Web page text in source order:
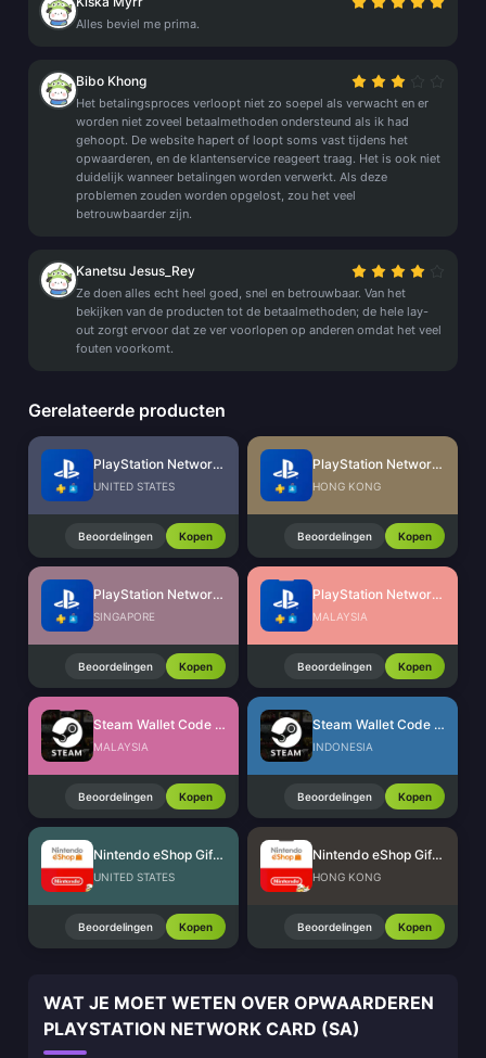
Alles beviel me prima.
Bibo Khong
Het betalingsproces verloopt niet zo soepel als verwacht en er
worden niet zoveel betaalmethoden ondersteund als ik had
gehoopt. De website hapert of loopt soms vast tijdens het
opwaarderen, en de klantenservice reageert traag. Het is ook niet
duidelijk wanneer betalingen worden verwerkt. Als deze
problemen zouden worden opgelost, zou het veel
betrouwbaarder zijn.
Kanetsu Jesus_Rey
Ze doen alles echt heel goed, snel en betrouwbaar. Van het
bekijken van de producten tot de betaalmethoden; de hele lay-
out zorgt ervoor dat ze ver voorlopen op anderen omdat het veel
fouten voorkomt.
Gerelateerde producten
PlayStation Network Card (US)
UNITED STATES
Beoordelingen Kopen
PlayStation Network Card (HK)
HONG KONG
Beoordelingen Kopen
PlayStation Network Card (SG)
SINGAPORE
Beoordelingen Kopen
PlayStation Network Card (MY)
MALAYSIA
Beoordelingen Kopen
Steam Wallet Code (MYR)
MALAYSIA
Beoordelingen Kopen
Steam Wallet Code (IDR)
INDONESIA
Beoordelingen Kopen
Nintendo eShop Gift Card (US)
UNITED STATES
Beoordelingen Kopen
Nintendo eShop Gift Card (HK)
HONG KONG
Beoordelingen Kopen
WAT JE MOET WETEN OVER OPWAARDEREN
PLAYSTATION NETWORK CARD (SA)